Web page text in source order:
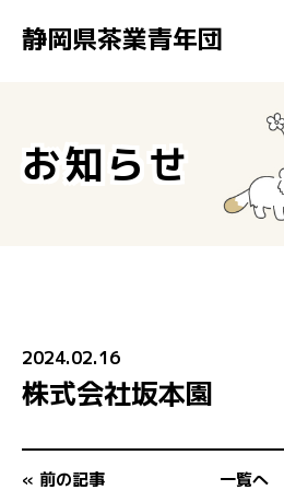
静岡県茶業青年団
加盟企業検索
お問い合わせ
お知らせ
2024.02.16
株式会社坂本園
« 前の記事 一覧へ